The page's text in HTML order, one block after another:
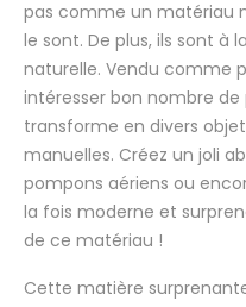
pas comme un matériau
le sont. De plus, ils sont à
naturelle. Vendu comme
intéresser bon nombre de
transforme en divers
manuelles. Créez un joli
pompons aériens ou
la fois moderne et
de ce matériau !
Cette matière